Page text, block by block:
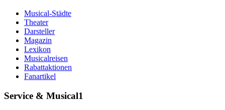
Musical-Städte
Theater
Darsteller
Magazin
Lexikon
Musicalreisen
Rabattaktionen
Fanartikel
Service & Musical1